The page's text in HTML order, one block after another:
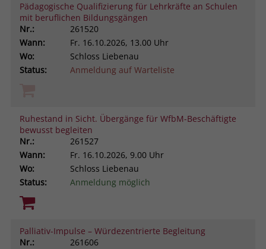
Pädagogische Qualifizierung für Lehrkräfte an Schulen
mit beruflichen Bildungsgängen
Nr.:
261520
Wann:
Fr. 16.10.2026, 13.00 Uhr
Wo:
Schloss Liebenau
Status:
Anmeldung auf Warteliste
Ruhestand in Sicht. Übergänge für WfbM-Beschäftigte
bewusst begleiten
Nr.:
261527
Wann:
Fr. 16.10.2026, 9.00 Uhr
Wo:
Schloss Liebenau
Status:
Anmeldung möglich
Palliativ-Impulse – Würdezentrierte Begleitung
Nr.:
261606